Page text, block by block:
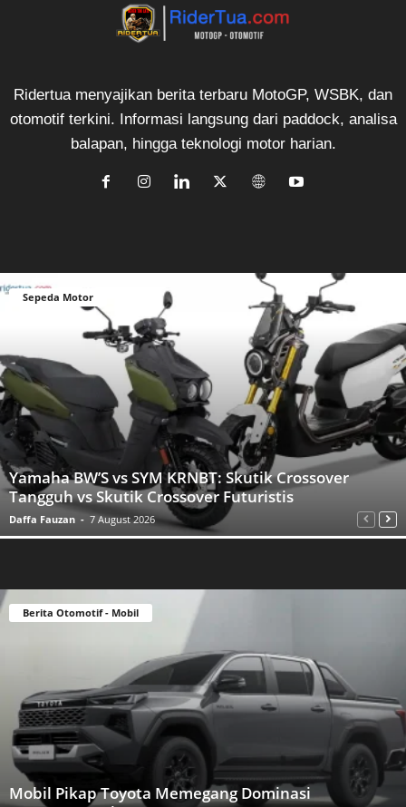
Ridertua menyajikan berita terbaru MotoGP, WSBK, dan
otomotif terkini. Informasi langsung dari paddock, analisa
balapan, hingga teknologi motor harian.
Sepeda Motor
Yamaha BW’S vs SYM KRNBT: Skutik Crossover
Tangguh vs Skutik Crossover Futuristis
Daffa Fauzan - 7 August 2026
Berita Otomotif - Mobil
Mobil Pikap Toyota Memegang Dominasi